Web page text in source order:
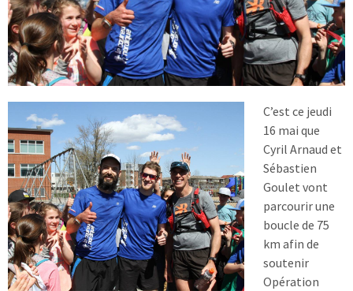
C’est ce jeudi
16 mai que
Cyril Arnaud et
Sébastien
Goulet vont
parcourir une
boucle de 75
km afin de
soutenir
Opération